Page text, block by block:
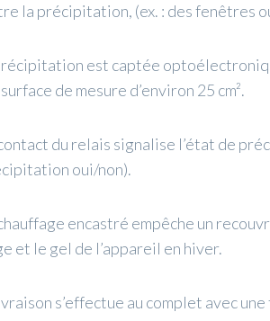
la précipitation, (ex. : des fenêtres
est captée
de mesure d’environ 25 cm².
du relais signalise l’état de
oui/non).
encastré empêche un
et le gel de l’appareil en hiver.
s’effectue au complet avec